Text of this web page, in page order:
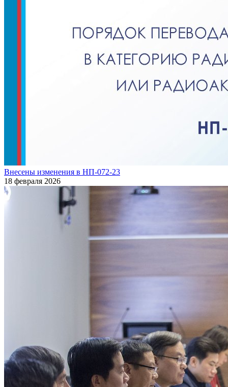
Внесены изменения в НП-072-23
18 февраля 2026